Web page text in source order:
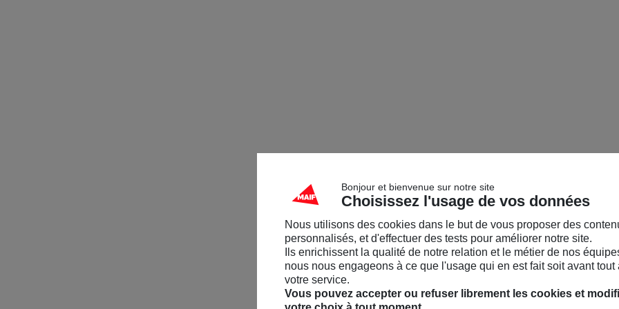
Bonjour et bienvenue sur notre site
Choisissez l'usage de vos données
Nous utilisons des cookies dans le but de vous proposer des
personnalisés, et d'effectuer des tests pour améliorer notre site.
Ils enrichissent la qualité de notre relation et le métier de nos
nous nous engageons à ce que l'usage qui en est fait soit avant tout
votre service.
Vous pouvez accepter ou refuser librement les cookies et